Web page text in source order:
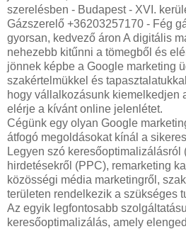
szerelésben - Budapest - XVI.
Gázszerelő +36203257170 - Fég
gyorsan, kedvező áron A digitális
nehezebb kitűnni a tömegből és
jönnek képbe a Google marketing
szakértelmükkel és
hogy vállalkozásunk kiemelkedjen
elérje a kívánt online jelenlétet.
Cégünk egy olyan Google
átfogó megoldásokat kínál a
Legyen szó keresőoptimalizálásról
hirdetésekről (PPC), remarketing
közösségi média marketingről,
területen rendelkezik a szükséges
Az egyik legfontosabb
keresőoptimalizálás, amely